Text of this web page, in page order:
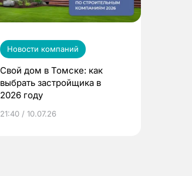
Новости компаний
Свой дом в Томске: как
выбрать застройщика в
2026 году
21:40 / 10.07.26